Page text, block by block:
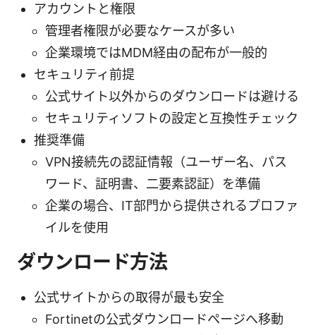
アカウントと権限
管理者権限が必要なケースが多い
企業環境ではMDM経由の配布が一般的
セキュリティ前提
公式サイト以外からのダウンロードは避ける
セキュリティソフトの設定と互換性チェック
推奨準備
VPN接続先の認証情報（ユーザー名、パス
ワード、証明書、二要素認証）を準備
企業の場合、IT部門から提供されるプロファ
イルを使用
ダウンロード方法
公式サイトからの取得が最も安全
Fortinetの公式ダウンロードページへ移動